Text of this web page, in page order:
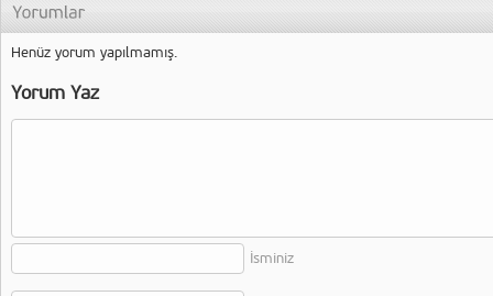
Henüz yorum yapılmamış.
Yorum Yaz
İsminiz